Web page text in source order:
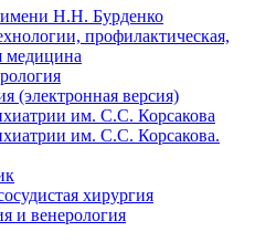
Н.Н. Бурденко
профилактическая,
медицина
(электронная версия)
им. С.С. Корсакова
им. С.С. Корсакова.
хирургия
и венерология